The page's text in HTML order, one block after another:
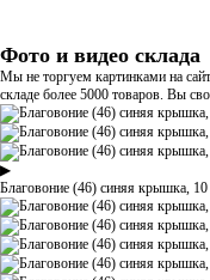
Фото и видео склада
Мы не торгуем картинками на
складе более 5000 товаров. Вы
▶
Благовоние (46) синяя крышка,